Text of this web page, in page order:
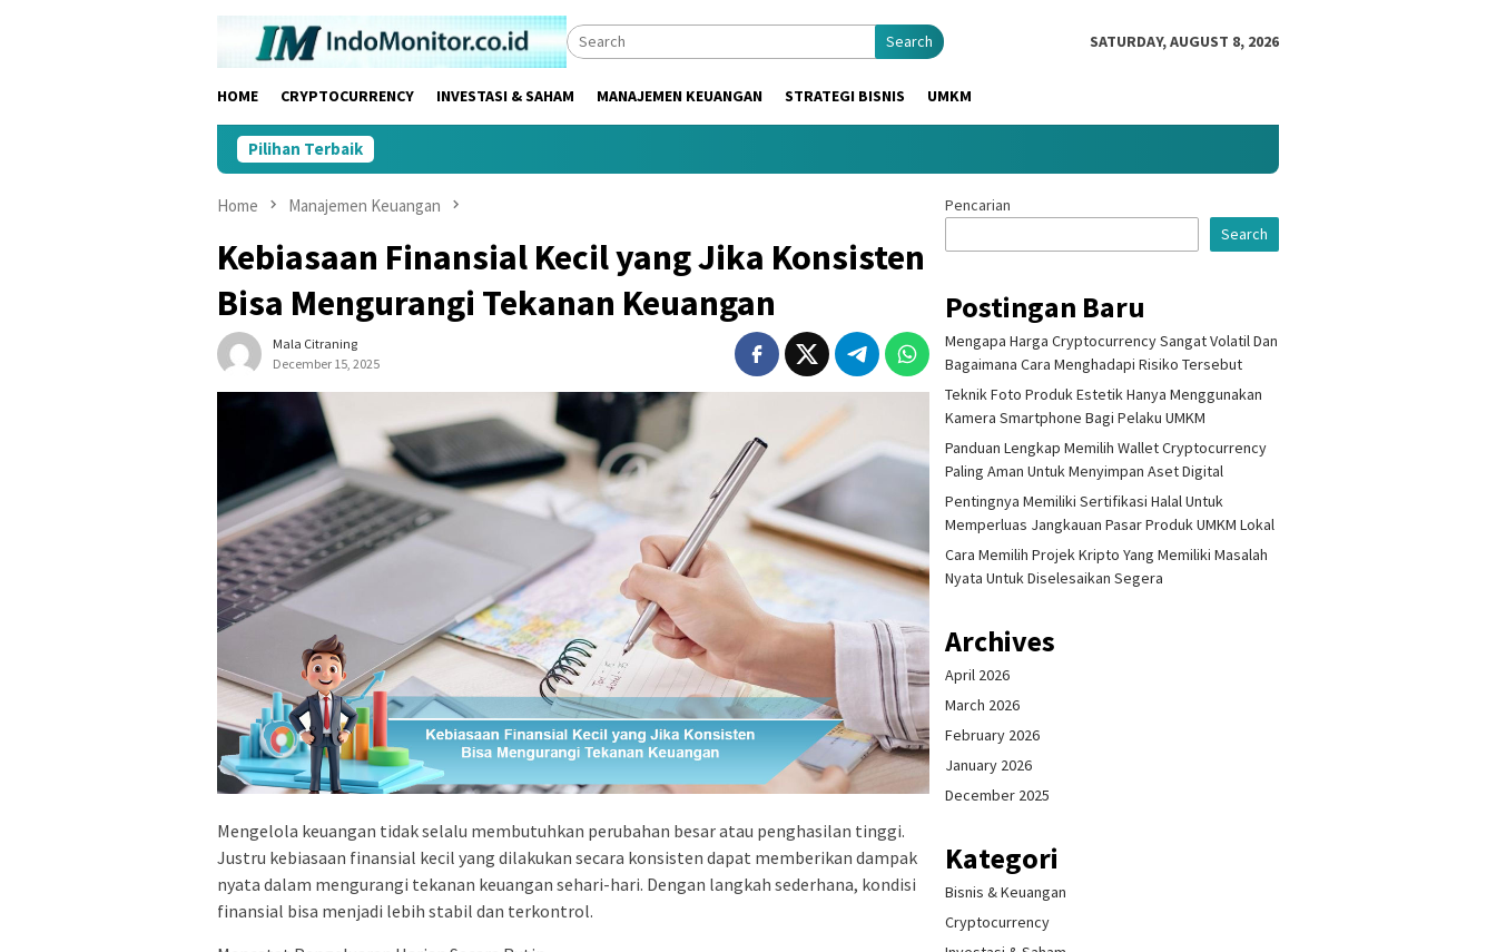
Search SATURDAY, AUGUST 8, 2026
HOME CRYPTOCURRENCY INVESTASI & SAHAM MANAJEMEN KEUANGAN STRATEGI BISNIS UMKM
Pilihan Terbaik
Home Manajemen Keuangan
Kebiasaan Finansial Kecil yang Jika Konsisten
Bisa Mengurangi Tekanan Keuangan
Mala Citraning
December 15, 2025
Mengelola keuangan tidak selalu membutuhkan perubahan besar atau penghasilan tinggi.
Justru kebiasaan finansial kecil yang dilakukan secara konsisten dapat memberikan dampak
nyata dalam mengurangi tekanan keuangan sehari-hari. Dengan langkah sederhana, kondisi
finansial bisa menjadi lebih stabil dan terkontrol.
Pencarian
Search
Postingan Baru
Mengapa Harga Cryptocurrency Sangat Volatil Dan
Bagaimana Cara Menghadapi Risiko Tersebut
Teknik Foto Produk Estetik Hanya Menggunakan
Kamera Smartphone Bagi Pelaku UMKM
Panduan Lengkap Memilih Wallet Cryptocurrency
Paling Aman Untuk Menyimpan Aset Digital
Pentingnya Memiliki Sertifikasi Halal Untuk
Memperluas Jangkauan Pasar Produk UMKM Lokal
Cara Memilih Projek Kripto Yang Memiliki Masalah
Nyata Untuk Diselesaikan Segera
Archives
April 2026
March 2026
February 2026
January 2026
December 2025
Kategori
Bisnis & Keuangan
Cryptocurrency